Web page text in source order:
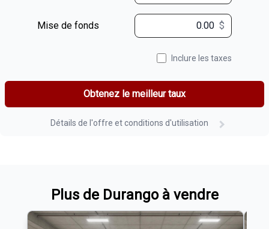
Mise de fonds $
Inclure les taxes
Obtenez le meilleur taux
Détails de l'offre et conditions d'utilisation
Plus de Durango à vendre